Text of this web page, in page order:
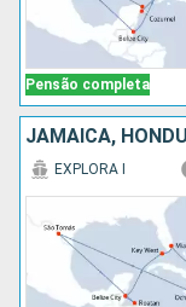
Pensão completa
EXPLORA I